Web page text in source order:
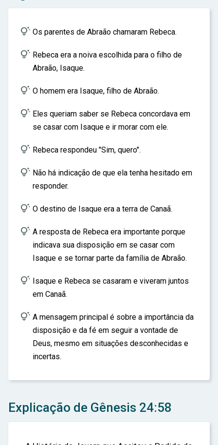
 Os parentes de Abraão chamaram Rebeca.
 Rebeca era a noiva escolhida para o filho de
Abraão, Isaque.
 O homem era Isaque, filho de Abraão.
 Eles queriam saber se Rebeca concordava em
se casar com Isaque e ir morar com ele.
 Rebeca respondeu "Sim, quero".
 Não há indicação de que ela tenha hesitado em
responder.
 O destino de Isaque era a terra de Canaã.
 A resposta de Rebeca era importante porque
indicava sua disposição em se casar com
Isaque e se tornar parte da família de Abraão.
 Isaque e Rebeca se casaram e viveram juntos
em Canaã.
 A mensagem principal é sobre a importância da
disposição e da fé em seguir a vontade de
Deus, mesmo em situações desconhecidas e
incertas.
Explicação de Gênesis 24:58